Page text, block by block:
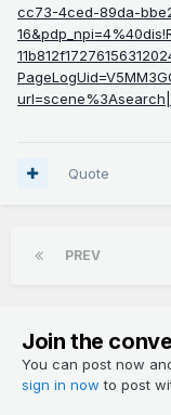
cc73-4ced-89da-
Quote
PREV
Join the
You can post now
sign in now to post